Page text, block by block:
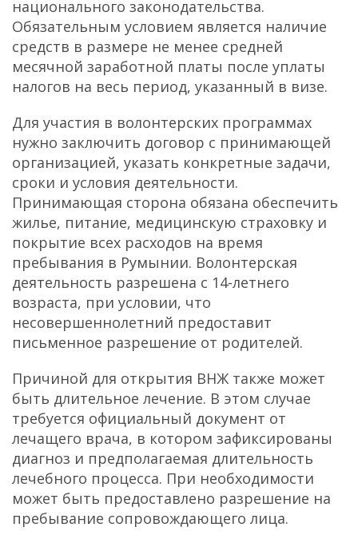
национального законодательства.
Обязательным условием является наличие
средств в размере не менее средней
месячной заработной платы после уплаты
налогов на весь период, указанный в визе.
Для участия в волонтерских программах
нужно заключить договор с принимающей
организацией, указать конкретные задачи,
сроки и условия деятельности.
Принимающая сторона обязана обеспечить
жилье, питание, медицинскую страховку и
покрытие всех расходов на время
пребывания в Румынии. Волонтерская
деятельность разрешена с 14-летнего
возраста, при условии, что
несовершеннолетний предоставит
письменное разрешение от родителей.
Причиной для открытия ВНЖ также может
быть длительное лечение. В этом случае
требуется официальный документ от
лечащего врача, в котором зафиксированы
диагноз и предполагаемая длительность
лечебного процесса. При необходимости
может быть предоставлено разрешение на
пребывание сопровождающего лица.